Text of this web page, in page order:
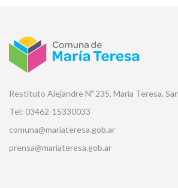
Restituto Alejandre Nº 235, Maria Teresa,
Tel: 03462-15330033
comuna@mariateresa.gob.ar
prensa@mariateresa.gob.ar